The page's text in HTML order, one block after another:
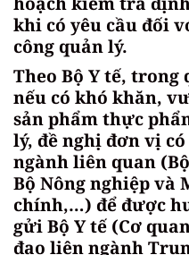
khi có yêu cầu đối
công quản lý.
Theo Bộ Y tế,
nếu có khó khăn,
sản phẩm thực
lý, đề nghị đơn vị
ngành liên quan
Bộ Nông nghiệp và
chính,…) để được
gửi Bộ Y tế (Cơ
đạo liên ngành